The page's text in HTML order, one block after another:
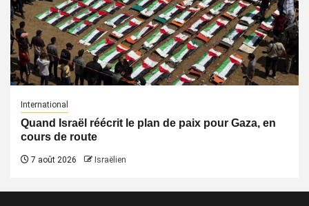
International
Quand Israël réécrit le plan de paix pour Gaza, en
cours de route
7 août 2026 Israëlien